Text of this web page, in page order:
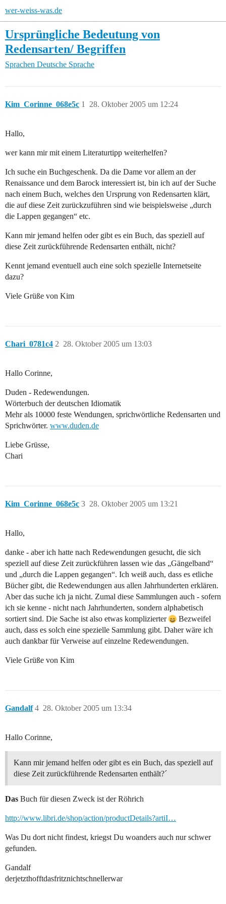
wer-weiss-was.de
Ursprüngliche Bedeutung von
Redensarten/ Begriffen
Sprachen Deutsche Sprache
Kim_Corinne_068e5c 28. Oktober 2005 um 12:24
1
Hallo,
wer kann mir mit einem Literaturtipp weiterhelfen?
Ich suche ein Buchgeschenk. Da die Dame vor allem an der
Renaissance und dem Barock interessiert ist, bin ich auf der Suche
nach einem Buch, welches den Ursprung von Redensarten klärt,
die auf diese Zeit zurückzuführen sind wie beispielsweise „durch
die Lappen gegangen“ etc.
Kann mir jemand helfen oder gibt es ein Buch, das speziell auf
diese Zeit zurückführende Redensarten enthält, nicht?
Kennt jemand eventuell auch eine solch spezielle Internetseite
dazu?
Viele Grüße von Kim
Chari_0781c4 28. Oktober 2005 um 13:03
2
Hallo Corinne,
Duden - Redewendungen.
Wörterbuch der deutschen Idiomatik
Mehr als 10000 feste Wendungen, sprichwörtliche Redensarten und
Sprichwörter. www.duden.de
Liebe Grüsse,
Chari
Kim_Corinne_068e5c 28. Oktober 2005 um 13:21
3
Hallo,
danke - aber ich hatte nach Redewendungen gesucht, die sich
speziell auf diese Zeit zurückführen lassen wie das „Gängelband“
und „durch die Lappen gegangen“. Ich weiß auch, dass es etliche
Bücher gibt, die Redewendungen aus allen Jahrhunderten erklären.
Aber das suche ich ja nicht. Zumal diese Sammlungen auch - sofern
ich sie kenne - nicht nach Jahrhunderten, sondern alphabetisch
sortiert sind. Die Sache ist also etwas komplizierter
Bezweifel
auch, dass es solch eine spezielle Sammlung gibt. Daher wäre ich
auch dankbar für Verweise auf einzelne Redewendungen.
Viele Grüße von Kim
Gandalf 28. Oktober 2005 um 13:34
4
Hallo Corinne,
Kann mir jemand helfen oder gibt es ein Buch, das speziell auf
diese Zeit zurückführende Redensarten enthält?´
Das Buch für diesen Zweck ist der Röhrich
http://www.libri.de/shop/action/productDetails?artiI…
Was Du dort nicht findest, kriegst Du woanders auch nur schwer
gefunden.
Gandalf
derjetzthofftdasfritznichtschnellerwar